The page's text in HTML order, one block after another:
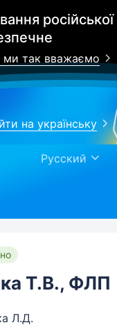
російської
так вважаємо
на українську
Русский
Т.В., ФЛП
Л.Д.